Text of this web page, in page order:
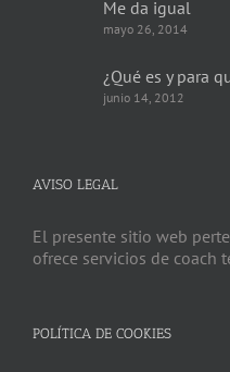
Me da igual
mayo 26, 2014
¿Qué es y para
junio 14, 2012
AVISO LEGAL
El presente sitio web
ofrece servicios de coach
POLÍTICA DE COOKIES